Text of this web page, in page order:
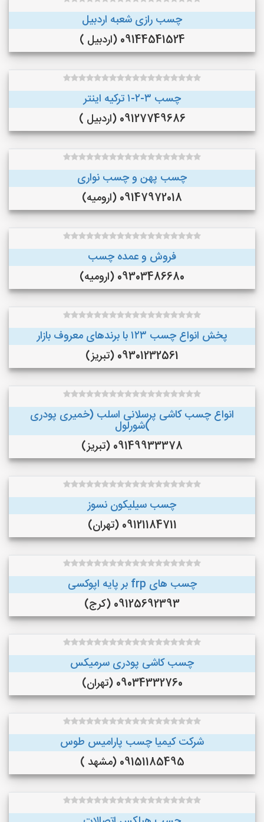
چسب رازی شعبه اردبیل
09144541524 (اردبیل )
چسب ۳-۲-۱ ترکیه اینتر
09127749686 (اردبیل )
چسب پهن و چسب نواری
09147972018 (ارومیه)
فروش و عمده چسب
09303486680 (ارومیه)
پخش انواع چسب ۱۲۳ با برندهای معروف بازار
09301232561 (تبریز)
انواع چسب کاشی پرسلانی اسلب (خمیری پودری
)شورلول
09149933378 (تبریز)
چسب سیلیکون نسوز
09121184711 (تهران)
چسب های frp بر پایه اپوکسی
09125692393 (کرج)
چسب کاشی پودری سرمیکس
09034332760 (تهران)
شرکت کیمیا چسب پارامیس طوس
09151185495 (مشهد )